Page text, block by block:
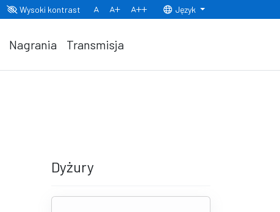
Wysoki kontrast
Normalny rozmiar czcionki
Rozmiar czcionki 150% Rozmiar czcionki 200%
Język
Nagrania Transmisja
Dyżury